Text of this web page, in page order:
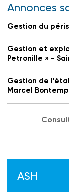
Annonces
Gestion du
Gestion et
Petronille » -
Gestion de
Marcel
ASH